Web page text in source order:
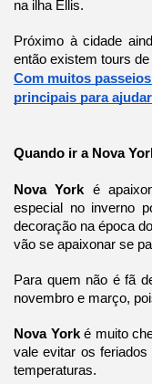
na ilha Ellis.
Próximo à cidade
então existem tours
Com muitos
principais para
Quando ir a Nova
Nova York é
especial no inverno
decoração na época
vão se apaixonar se
Para quem não é fã
novembro e março,
Nova York é muito
vale evitar os
temperaturas.